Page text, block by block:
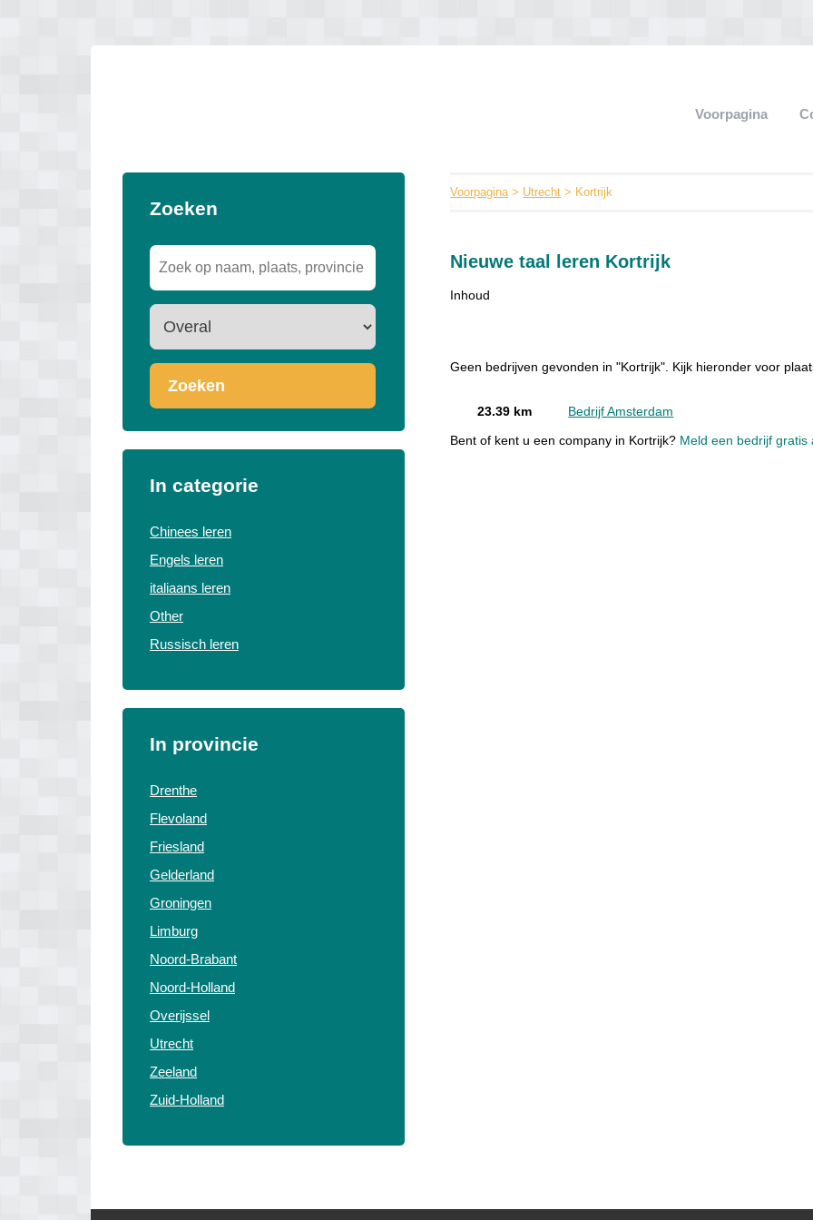
Voorpagina
Zoeken
Zoeken
In categorie
Chinees leren
Engels leren
italiaans leren
Other
Russisch leren
In provincie
Drenthe
Flevoland
Friesland
Gelderland
Groningen
Limburg
Noord-Brabant
Noord-Holland
Overijssel
Utrecht
Zeeland
Zuid-Holland
Voorpagina> Utrecht > Kortrijk
Nieuwe taal leren Kortrijk
Inhoud
Geen bedrijven gevonden in "Kortrijk". Kijk hieronder voor
23.39 km Bedrijf Amsterdam
Bent of kent u een company in Kortrijk? Meld een bedrijf gratis